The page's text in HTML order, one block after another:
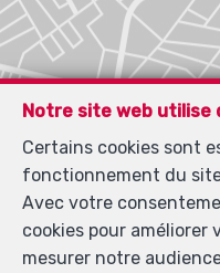
Notre site web utilise
Certains cookies sont
fonctionnement du
Avec votre
cookies pour améliorer
mesurer notre